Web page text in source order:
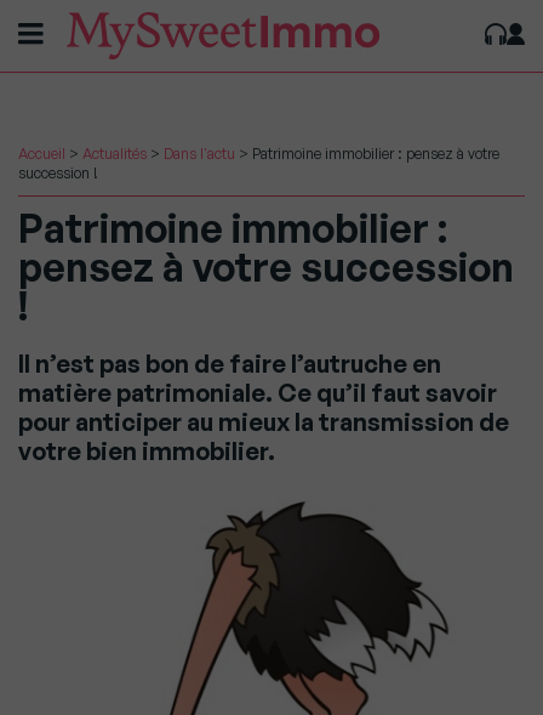
Accueil > Actualités > Dans l'actu > Patrimoine immobilier : pensez à votre
succession !
Patrimoine immobilier :
pensez à votre succession
!
Il n’est pas bon de faire l’autruche en
matière patrimoniale. Ce qu’il faut savoir
pour anticiper au mieux la transmission de
votre bien immobilier.